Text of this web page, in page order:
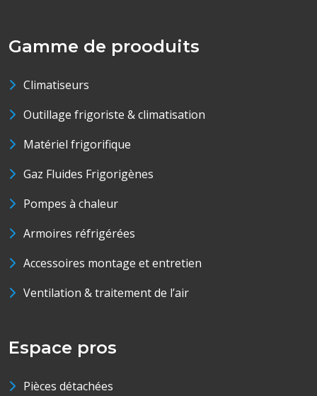
Gamme de prooduits
Climatiseurs
Outillage frigoriste & climatisation
Matériel frigorifique
Gaz Fluides Frigorigènes
Pompes à chaleur
Armoires réfrigérées
Accessoires montage et entretien
Ventilation & traitement de l’air
Espace pros
Pièces détachées